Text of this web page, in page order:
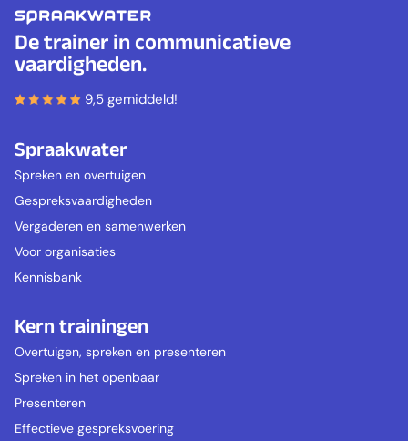
De trainer in communicatieve
vaardigheden.
9,5 gemiddeld!
Spraakwater
Spreken en overtuigen
Gespreksvaardigheden
Vergaderen en samenwerken
Voor organisaties
Kennisbank
Kern trainingen
Overtuigen, spreken en presenteren
Spreken in het openbaar
Presenteren
Effectieve gespreksvoering